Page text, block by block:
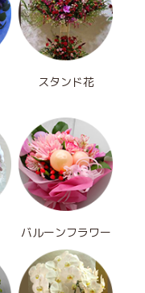
スタンド花
バルーンフラワー